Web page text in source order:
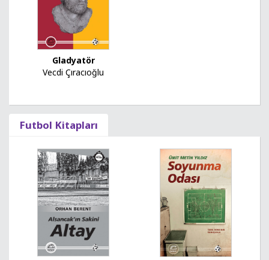
Gladyatör
Vecdi Çıracıoğlu
Futbol Kitapları